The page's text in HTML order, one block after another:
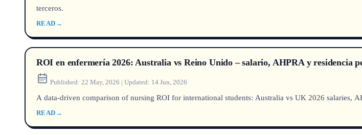
terceros.
READ →
ROI en enfermería 2026: Australia vs Reino Unido – salario, AHPRA y residencia
Published: 22 May, 2026 | Updated: 14 Jun, 2026
A data-driven comparison of nursing ROI for international students: Australia vs UK 2026 salaries,
READ →